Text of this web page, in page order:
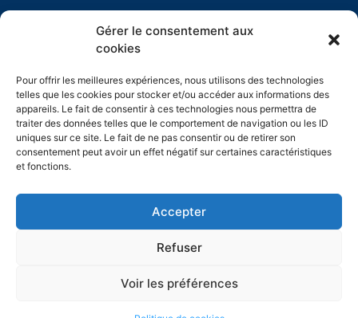
Gérer le consentement aux
cookies
Pour offrir les meilleures expériences, nous utilisons des technologies
telles que les cookies pour stocker et/ou accéder aux informations des
appareils. Le fait de consentir à ces technologies nous permettra de
traiter des données telles que le comportement de navigation ou les ID
uniques sur ce site. Le fait de ne pas consentir ou de retirer son
consentement peut avoir un effet négatif sur certaines caractéristiques
et fonctions.
Accepter
Refuser
Voir les préférences
NOS CABINETS
CHIRURGIES
SPÉCIALITÉS
TARIFS
PLATEAU TECHNIQUE
CONTACT